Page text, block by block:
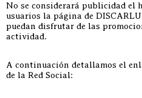
No se considerará publicidad el
usuarios la página de
puedan disfrutar de las
actividad.
A continuación detallamos el
de la Red Social: